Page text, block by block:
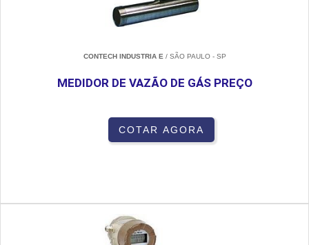
CONTECH INDUSTRIA E/ SÃO PAULO - SP
MEDIDOR DE VAZÃO DE GÁS PREÇO
COTAR AGORA